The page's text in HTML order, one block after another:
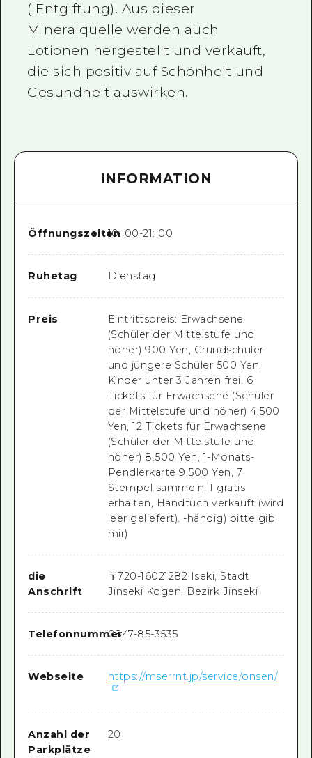
( Entgiftung). Aus dieser
Mineralquelle werden auch
Lotionen hergestellt und verkauft,
die sich positiv auf Schönheit und
Gesundheit auswirken.
INFORMATION
Öffnungszeiten10: 00-21: 00
Ruhetag Dienstag
Preis
Eintrittspreis: Erwachsene
(Schüler der Mittelstufe und
höher) 900 Yen, Grundschüler
und jüngere Schüler 500 Yen,
Kinder unter 3 Jahren frei. 6
Tickets für Erwachsene (Schüler
der Mittelstufe und höher) 4.500
Yen, 12 Tickets für Erwachsene
(Schüler der Mittelstufe und
höher) 8.500 Yen, 1-Monats-
Pendlerkarte 9.500 Yen, 7
Stempel sammeln, 1 gratis
erhalten, Handtuch verkauft (wird
leer geliefert). -händig) bitte gib
mir)
die
Anschrift
〒720-16021282 Iseki, Stadt
Jinseki Kogen, Bezirk Jinseki
Telefonnummer0847-85-3535
Webseite https://mserrnt.jp/service/onsen/
Anzahl der
Parkplätze
20